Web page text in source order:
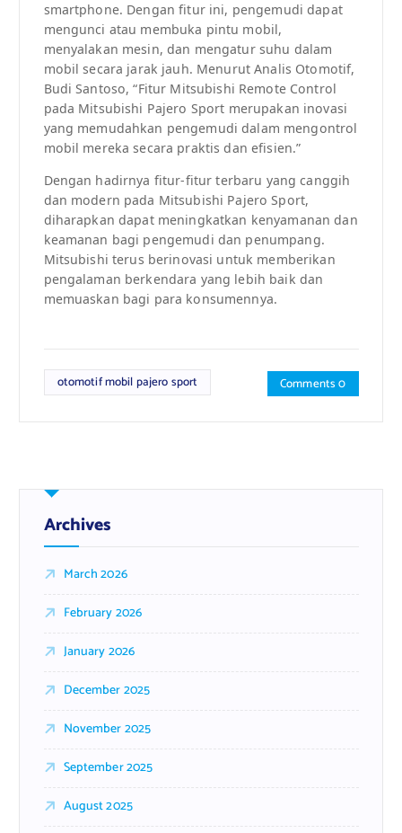
smartphone. Dengan fitur ini, pengemudi dapat
mengunci atau membuka pintu mobil,
menyalakan mesin, dan mengatur suhu dalam
mobil secara jarak jauh. Menurut Analis Otomotif,
Budi Santoso, “Fitur Mitsubishi Remote Control
pada Mitsubishi Pajero Sport merupakan inovasi
yang memudahkan pengemudi dalam mengontrol
mobil mereka secara praktis dan efisien.”
Dengan hadirnya fitur-fitur terbaru yang canggih
dan modern pada Mitsubishi Pajero Sport,
diharapkan dapat meningkatkan kenyamanan dan
keamanan bagi pengemudi dan penumpang.
Mitsubishi terus berinovasi untuk memberikan
pengalaman berkendara yang lebih baik dan
memuaskan bagi para konsumennya.
otomotif mobil pajero sport Comments 0
Archives
March 2026
February 2026
January 2026
December 2025
November 2025
September 2025
August 2025